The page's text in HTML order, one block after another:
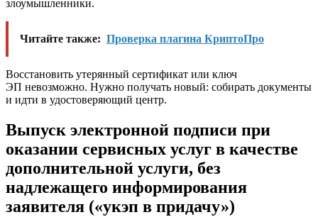
злоумышленники.
Читайте также: Проверка плагина КриптоПро
Восстановить утерянный сертификат или ключ
ЭП невозможно. Нужно получать новый: собирать документы
и идти в удостоверяющий центр.
Выпуск электронной подписи при
оказании сервисных услуг в качестве
дополнительной услуги, без
надлежащего информирования
заявителя («укэп в придачу»)